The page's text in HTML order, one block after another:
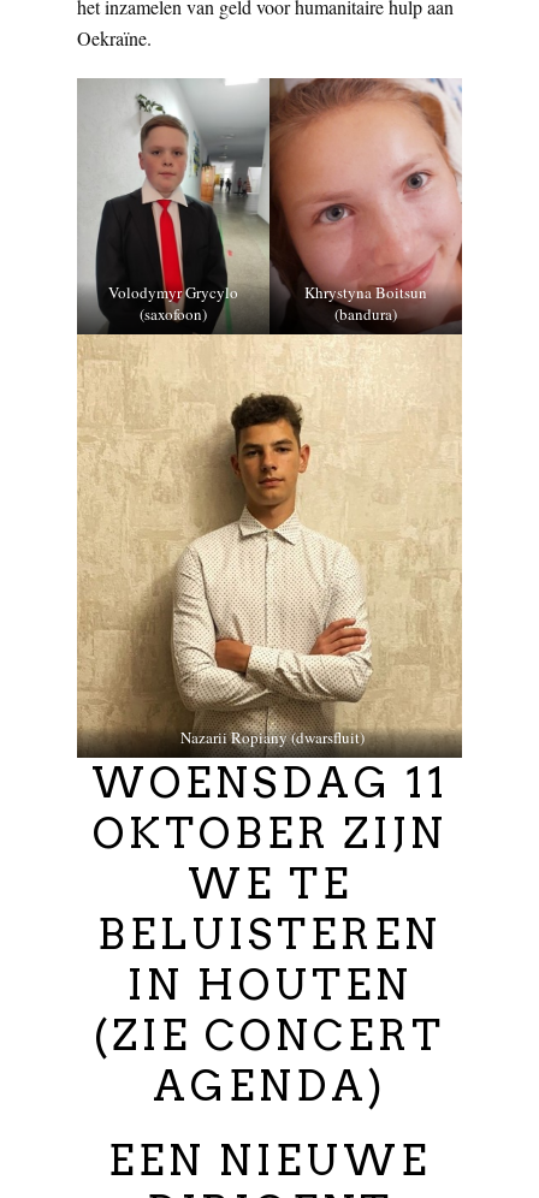
het inzamelen van geld voor humanitaire hulp aan
Oekraïne.
Volodymyr Grycylo
(saxofoon)
Khrystyna Boitsun
(bandura)
Nazarii Ropiany (dwarsfluit)
WOENSDAG 11
OKTOBER ZIJN
WE TE
BELUISTEREN
IN HOUTEN
(ZIE CONCERT
AGENDA)
EEN NIEUWE